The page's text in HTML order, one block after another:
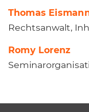
Thomas
Rechtsanwalt,
Romy Lorenz